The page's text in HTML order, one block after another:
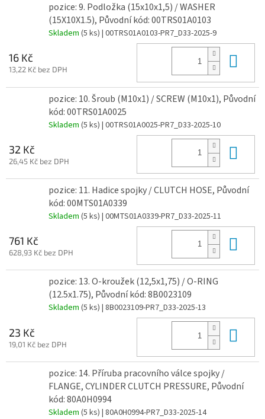
pozice: 9. Podložka (15x10x1,5) / WASHER
(15X10X1.5), Původní kód: 00TRS01A0103
Skladem (5 ks) | 00TRS01A0103-PR7_D33-2025-9
16 Kč
13,22 Kč bez DPH
pozice: 10. Šroub (M10x1) / SCREW (M10x1), Původní
kód: 00TRS01A0025
Skladem (5 ks) | 00TRS01A0025-PR7_D33-2025-10
32 Kč
26,45 Kč bez DPH
pozice: 11. Hadice spojky / CLUTCH HOSE, Původní
kód: 00MTS01A0339
Skladem (5 ks) | 00MTS01A0339-PR7_D33-2025-11
761 Kč
628,93 Kč bez DPH
pozice: 13. O-kroužek (12,5x1,75) / O-RING
(12.5x1.75), Původní kód: 8B0023109
Skladem (5 ks) | 8B0023109-PR7_D33-2025-13
23 Kč
19,01 Kč bez DPH
pozice: 14. Příruba pracovního válce spojky /
FLANGE, CYLINDER CLUTCH PRESSURE, Původní
kód: 80A0H0994
Skladem (5 ks) | 80A0H0994-PR7_D33-2025-14